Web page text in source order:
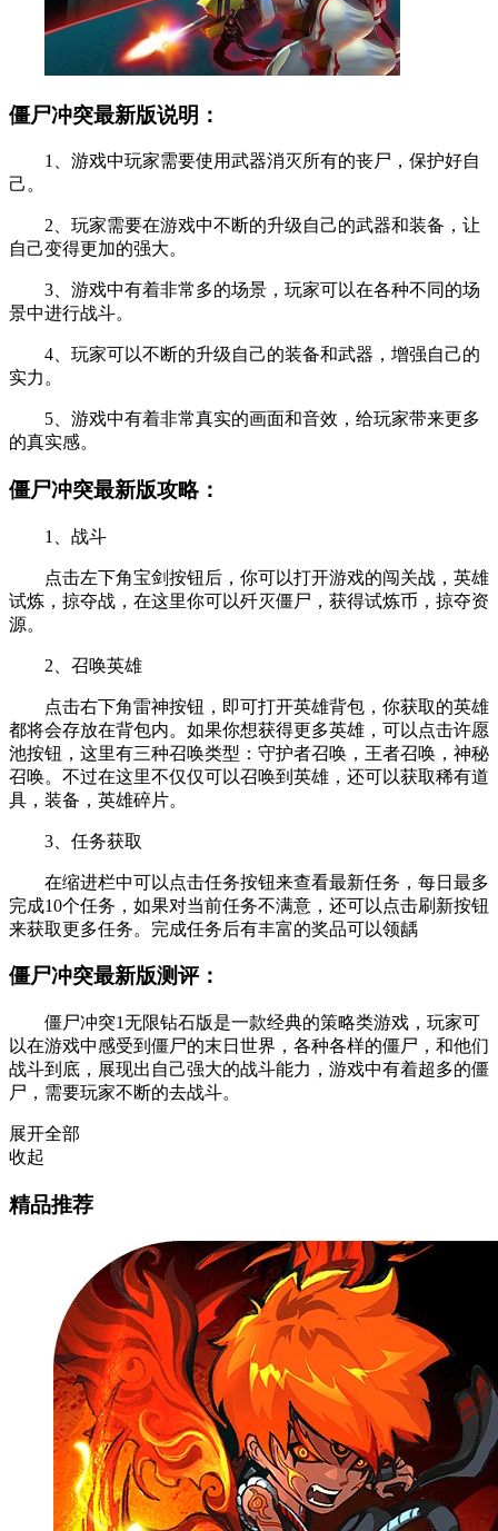
僵尸冲突最新版说明：
1、游戏中玩家需要使用武器消灭所有的丧尸，保护好自
己。
2、玩家需要在游戏中不断的升级自己的武器和装备，让
自己变得更加的强大。
3、游戏中有着非常多的场景，玩家可以在各种不同的场
景中进行战斗。
4、玩家可以不断的升级自己的装备和武器，增强自己的
实力。
5、游戏中有着非常真实的画面和音效，给玩家带来更多
的真实感。
僵尸冲突最新版攻略：
1、战斗
点击左下角宝剑按钮后，你可以打开游戏的闯关战，英雄
试炼，掠夺战，在这里你可以歼灭僵尸，获得试炼币，掠夺资
源。
2、召唤英雄
点击右下角雷神按钮，即可打开英雄背包，你获取的英雄
都将会存放在背包内。如果你想获得更多英雄，可以点击许愿
池按钮，这里有三种召唤类型：守护者召唤，王者召唤，神秘
召唤。不过在这里不仅仅可以召唤到英雄，还可以获取稀有道
具，装备，英雄碎片。
3、任务获取
在缩进栏中可以点击任务按钮来查看最新任务，每日最多
完成10个任务，如果对当前任务不满意，还可以点击刷新按钮
来获取更多任务。完成任务后有丰富的奖品可以领龋
僵尸冲突最新版测评：
僵尸冲突1无限钻石版是一款经典的策略类游戏，玩家可
以在游戏中感受到僵尸的末日世界，各种各样的僵尸，和他们
战斗到底，展现出自己强大的战斗能力，游戏中有着超多的僵
尸，需要玩家不断的去战斗。
展开全部
收起
精品推荐